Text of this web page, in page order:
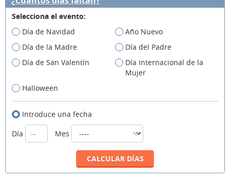
Selecciona el evento:
Día de Navidad
Año Nuevo
Día de la Madre
Día del Padre
Día de San Valentín
Día Internacional de la
Mujer
Halloween
Introduce una fecha
Día
Mes